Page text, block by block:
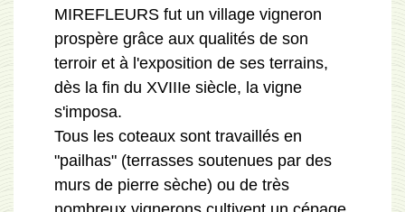
MIREFLEURS fut un village vigneron
prospère grâce aux qualités de son
terroir et à l'exposition de ses terrains,
dès la fin du XVIIIe siècle, la vigne
s'imposa.
Tous les coteaux sont travaillés en
"pailhas" (terrasses soutenues par des
murs de pierre sèche) ou de très